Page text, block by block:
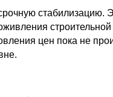
стабилизацию.
цен пока не